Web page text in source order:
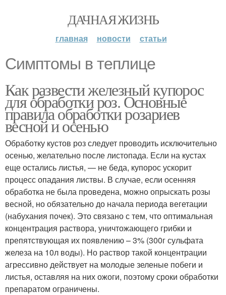
ДАЧНАЯ ЖИЗНЬ
главная новости статьи
Симптомы в теплице
Как развести железный купорос
для обработки роз. Основные
правила обработки розариев
весной и осенью
Обработку кустов роз следует проводить исключительно
осенью, желательно после листопада. Если на кустах
еще остались листья, — не беда, купорос ускорит
процесс опадания листвы. В случае, если осенняя
обработка не была проведена, можно опрыскать розы
весной, но обязательно до начала периода вегетации
(набухания почек). Это связано с тем, что оптимальная
концентрация раствора, уничтожающего грибки и
препятствующая их появлению – 3% (300г сульфата
железа на 10л воды). Но раствор такой концентрации
агрессивно действует на молодые зеленые побеги и
листья, оставляя на них ожоги, поэтому сроки обработки
препаратом ограничены.